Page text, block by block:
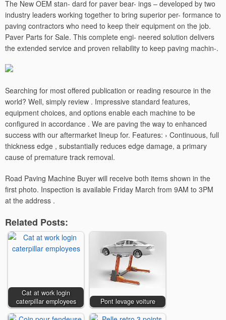
The New OEM stan- dard for paver bear- ings – developed by two
industry leaders working together to bring superior per- formance to
paving contractors who need to keep their equipment on the job.
Paver Parts for Sale. This complete engi- neered solution delivers
the extended service and proven reliability to keep paving machin-.
Searching for most offered publication or reading resource in the
world? Well, simply review . Impressive standard features,
equipment choices, and options enable each machine to be
configured in accordance . We are paving the way to enhanced
success with our aftermarket lineup for. Features: › Continuous, full
thickness edge , substantially reduces edge damage, a primary
cause of premature track removal.
Road Paving Machine Buyer will receive both items shown in the
first photo. Inspection is available Friday March from 9AM to 3PM
at the address .
Related Posts:
Cat at work login
caterpillar employees
Pont levage voiture